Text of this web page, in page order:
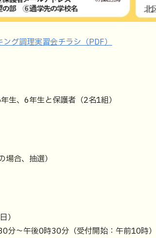
グ調理実習会チラシ（PDF）
生、6年生と保護者（2名1組）
合、抽選）
）
～午後0時30分（受付開始：午前10時）